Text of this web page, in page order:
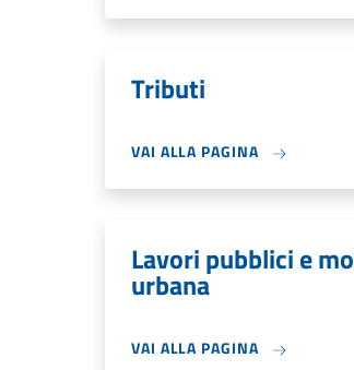
Tributi
VAI ALLA PAGINA
Lavori pubblici e
urbana
VAI ALLA PAGINA